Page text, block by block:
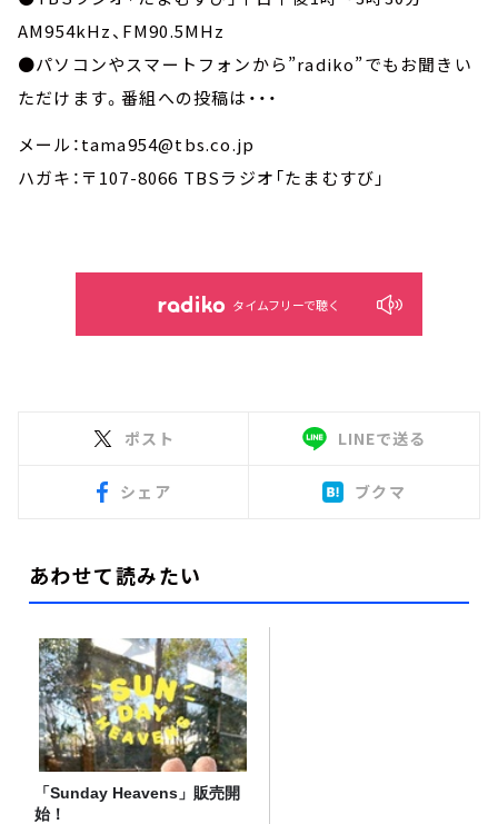
AM954kHz、FM90.5MHz
●パソコンやスマートフォンから”radiko”でもお聞きい
ただけます。番組への投稿は・・・
メール：tama954@tbs.co.jp
ハガキ：〒107-8066 TBSラジオ「たまむすび」
タイムフリーで聴く
ポスト LINEで送る
シェア ブクマ
あわせて読みたい
「Sunday Heavens」販売開
始！